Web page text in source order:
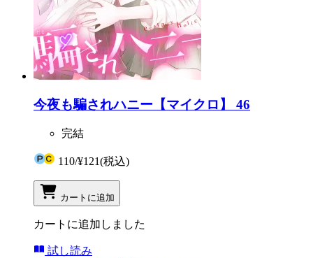
今夜も騙されハニー【マイクロ】 46
完結
110/¥121(税込)
カートに追加
カートに追加しました
試し読み